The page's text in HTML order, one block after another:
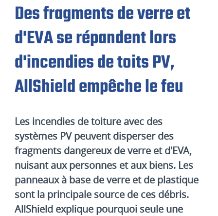
Des fragments de verre et
d'EVA se répandent lors
d'incendies de toits PV,
AllShield empêche le feu
Les incendies de toiture avec des
systèmes PV peuvent disperser des
fragments dangereux de verre et d'EVA,
nuisant aux personnes et aux biens. Les
panneaux à base de verre et de plastique
sont la principale source de ces débris.
AllShield explique pourquoi seule une